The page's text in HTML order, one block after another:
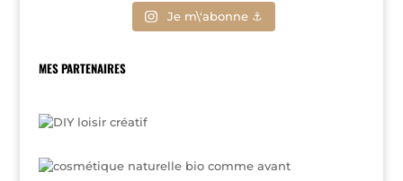
Je m\'abonne ⚓
MES PARTENAIRES